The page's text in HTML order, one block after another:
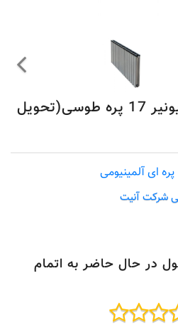
رادیاتور آنیت مدل پایونیر 17 پره طوسی(تحویل
پره ای آلمینیومی
در حال حاضر به اتمام